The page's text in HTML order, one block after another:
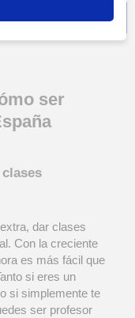
ser
dar clases
Con la creciente
es más fácil que
si eres un
si simplemente te
ser profesor